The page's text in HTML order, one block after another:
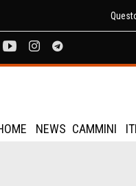
NEWS CAMMINI